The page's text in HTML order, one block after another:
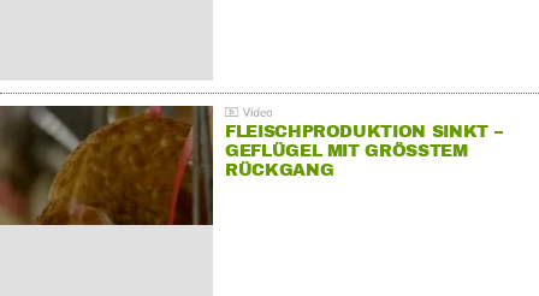
FLEISCHPRODUKTION SINKT –
GEFLÜGEL MIT GRÖSSTEM R
ÜCKGANG